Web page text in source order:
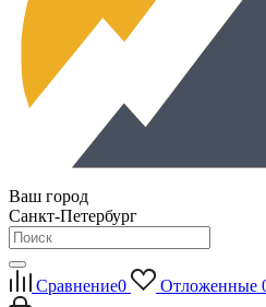
Ваш город
Санкт-Петербург
Сравнение0 Отложенные